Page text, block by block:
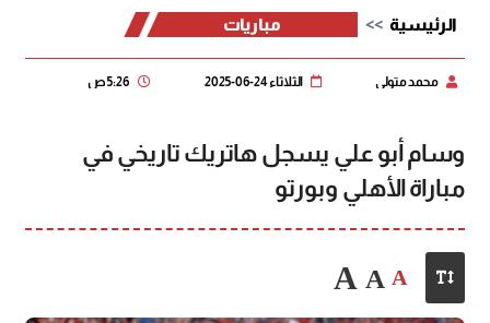
الرئيسية مباريات
محمد متولي الثلاثاء 24-06-2025 5:26 ص
وسام أبو علي يسجل هاتريك تاريخي في
مباراة الأهلي وبورتو
A
A
A